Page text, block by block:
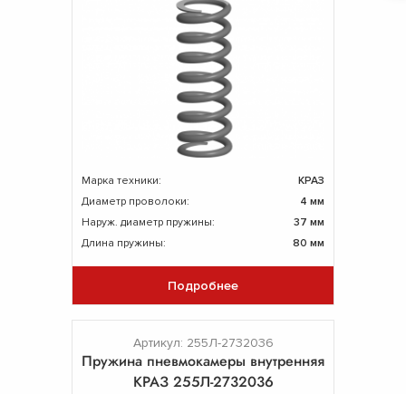
Марка техники:
КРАЗ
Диаметр проволоки:
4 мм
Наруж. диаметр пружины:
37 мм
Длина пружины:
80 мм
Подробнее
Артикул: 255Л-2732036
Пpужина пневмокамеры внутренняя
КРАЗ 255Л-2732036